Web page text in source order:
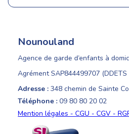
Nounouland
Agence de garde d’enfants à
Agrément SAP844499707
Adresse : 348 chemin de Sainte
Téléphone : 09 80 80 20 02
Mention légales - CGU - CGV -